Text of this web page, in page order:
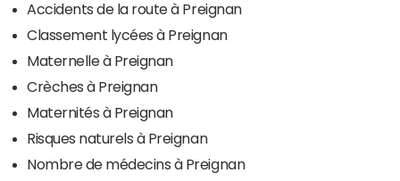
Accidents de la route à Preignan
Classement lycées à Preignan
Maternelle à Preignan
Crèches à Preignan
Maternités à Preignan
Risques naturels à Preignan
Nombre de médecins à Preignan